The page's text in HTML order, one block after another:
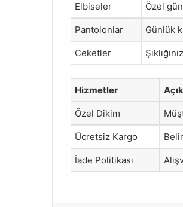
Elbiseler Özel
Pantolonlar Günlük
Ceketler
Hizmetler
Özel Dikim
Ücretsiz Kargo
İade Politikası